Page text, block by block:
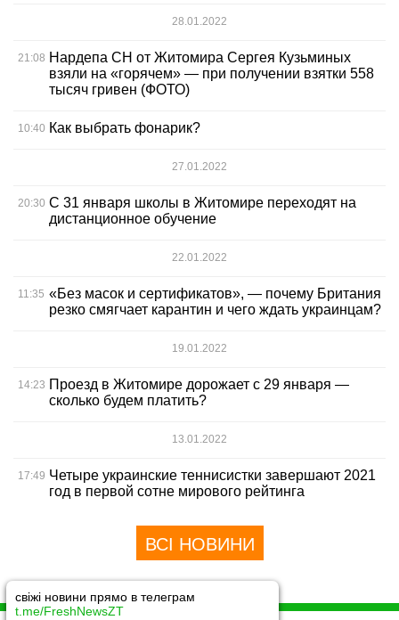
28.01.2022
21:08 Нардепа СН от Житомира Сергея Кузьминых
взяли на «горячем» — при получении взятки 558
тысяч гривен (ФОТО)
10:40 Как выбрать фонарик?
27.01.2022
20:30 С 31 января школы в Житомире переходят на
дистанционное обучение
22.01.2022
11:35 «Без масок и сертификатов», — почему Британия
резко смягчает карантин и чего ждать украинцам?
19.01.2022
14:23 Проезд в Житомире дорожает с 29 января —
сколько будем платить?
13.01.2022
17:49 Четыре украинские теннисистки завершают 2021
год в первой сотне мирового рейтинга
ВСІ НОВИНИ
свіжі новини прямо в телеграм
t.me/FreshNewsZT